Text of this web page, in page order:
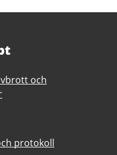
och
protokoll